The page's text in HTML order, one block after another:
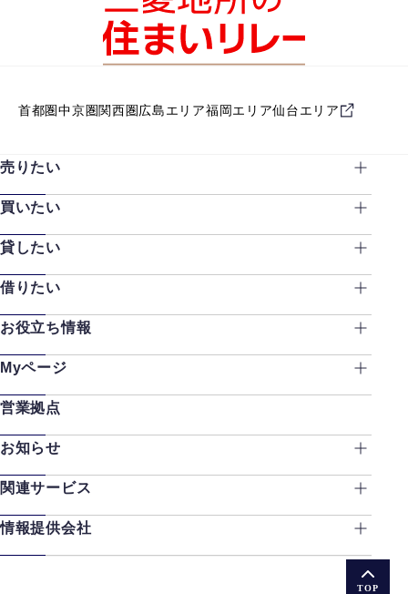
首都圏中京圏関西圏広島エリア福岡エリア仙台エリア
売りたい
買いたい
貸したい
借りたい
お役立ち情報
Myページ
営業拠点
お知らせ
関連サービス
情報提供会社
TOP